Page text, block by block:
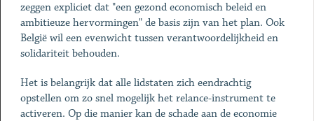
zeggen expliciet dat "een gezond economisch beleid en
ambitieuze hervormingen" de basis zijn van het plan. Ook
België wil een evenwicht tussen verantwoordelijkheid en
solidariteit behouden.
Het is belangrijk dat alle lidstaten zich eendrachtig
opstellen om zo snel mogelijk het relance-instrument te
activeren. Op die manier kan de schade aan de economie